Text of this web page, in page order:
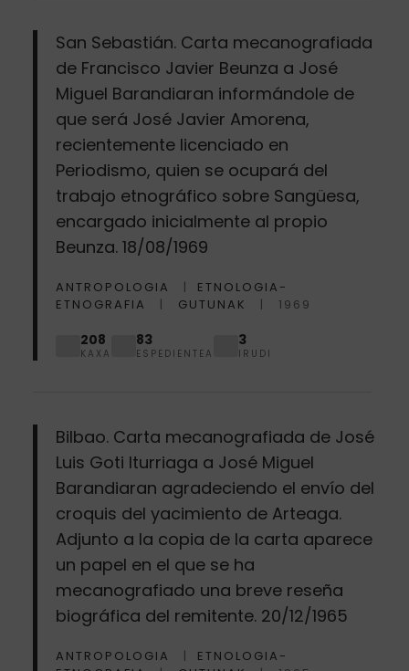
San Sebastián. Carta mecanografiada
de Francisco Javier Beunza a José
Miguel Barandiaran informándole de
que será José Javier Amorena,
recientemente licenciado en
Periodismo, quien se ocupará del
trabajo etnográfico sobre Sangüesa,
encargado inicialmente al propio
Beunza. 18/08/1969
ANTROPOLOGIA
ETNOLOGIA-
ETNOGRAFIA
GUTUNAK 1969
208
KAXA
83
ESPEDIENTEA
3
IRUDI
Bilbao. Carta mecanografiada de José
Luis Goti Iturriaga a José Miguel
Barandiaran agradeciendo el envío del
croquis del yacimiento de Arteaga.
Adjunto a la copia de la carta aparece
un papel en el que se ha
mecanografiado una breve reseña
biográfica del remitente. 20/12/1965
ANTROPOLOGIA
ETNOLOGIA-